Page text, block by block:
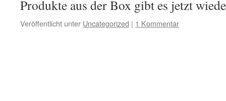
Produkte aus der Box gibt es jetzt
Veröffentlicht unter Uncategorized | 1 Kommentar